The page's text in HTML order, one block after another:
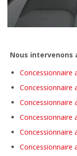
Nous intervenons
Concessionnaire
Concessionnaire
Concessionnaire
Concessionnaire
Concessionnaire
Concessionnaire